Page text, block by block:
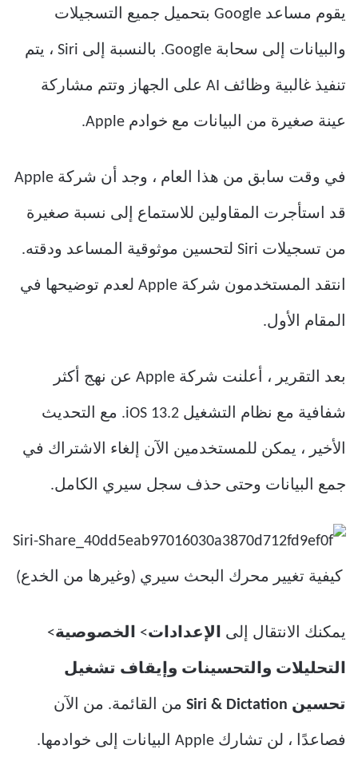
يقوم مساعد Google بتحميل جميع التسجيلات
والبيانات إلى سحابة Google. بالنسبة إلى Siri ، يتم
تنفيذ غالبية وظائف AI على الجهاز وتتم مشاركة
عينة صغيرة من البيانات مع خوادم Apple.
في وقت سابق من هذا العام ، وجد أن شركة Apple
قد استأجرت المقاولين للاستماع إلى نسبة صغيرة
من تسجيلات Siri لتحسين موثوقية المساعد ودقته.
انتقد المستخدمون شركة Apple لعدم توضيحها في
المقام الأول.
بعد التقرير ، أعلنت شركة Apple عن نهج أكثر
شفافية مع نظام التشغيل iOS 13.2. مع التحديث
الأخير ، يمكن للمستخدمين الآن إلغاء الاشتراك في
جمع البيانات وحتى حذف سجل سيري الكامل.
يمكنك الانتقال إلى الإعدادات> الخصوصية>
التحليلات والتحسينات وإيقاف تشغيل
تحسين Siri & Dictation من القائمة. من الآن
فصاعدًا ، لن تشارك Apple البيانات إلى خوادمها.